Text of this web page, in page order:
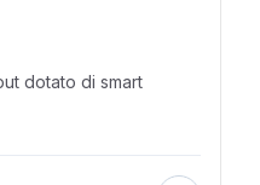
dotato di smart